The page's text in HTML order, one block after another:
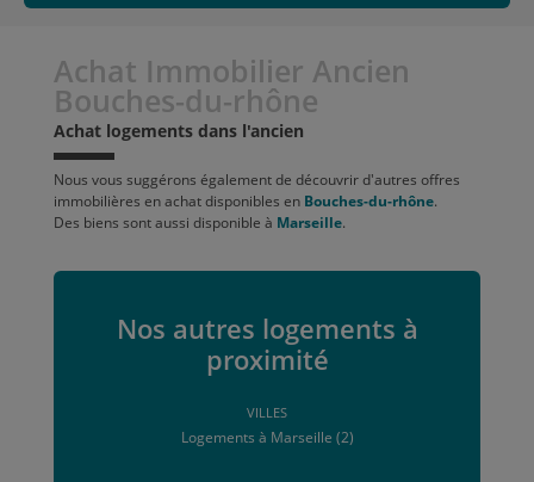
Achat Immobilier Ancien
Bouches-du-rhône
Achat logements dans l'ancien
Nous vous suggérons également de découvrir d'autres offres
immobilières en achat disponibles en Bouches-du-rhône.
Des biens sont aussi disponible à Marseille.
Nos autres logements à
proximité
VILLES
Logements à Marseille (2)